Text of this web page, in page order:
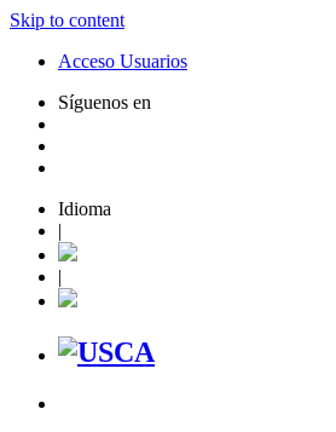
Skip to content
Acceso Usuarios
Síguenos en
Idioma
|
|